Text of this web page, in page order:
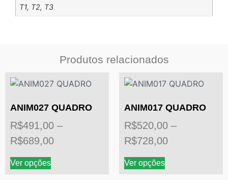
T1, T2, T3
Produtos relacionados
ANIM027 QUADRO
R$491,00 –
R$689,00
Ver opções
ANIM017 QUADRO
R$520,00 –
R$728,00
Ver opções